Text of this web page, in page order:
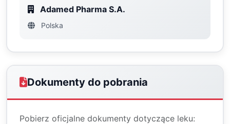
Adamed Pharma S.A.
Polska
Dokumenty do pobrania
Pobierz oficjalne dokumenty dotyczące leku: